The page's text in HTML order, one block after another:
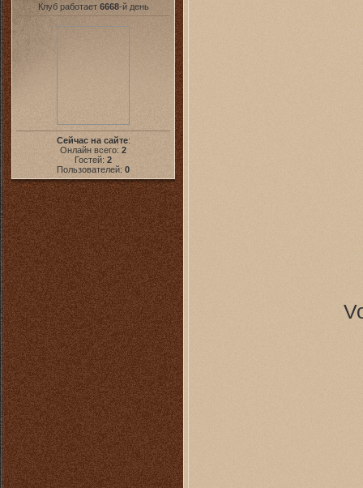
Клуб работает 6668-й день
Сейчас на сайте:
Онлайн всего: 2
Гостей: 2
Пользователей: 0